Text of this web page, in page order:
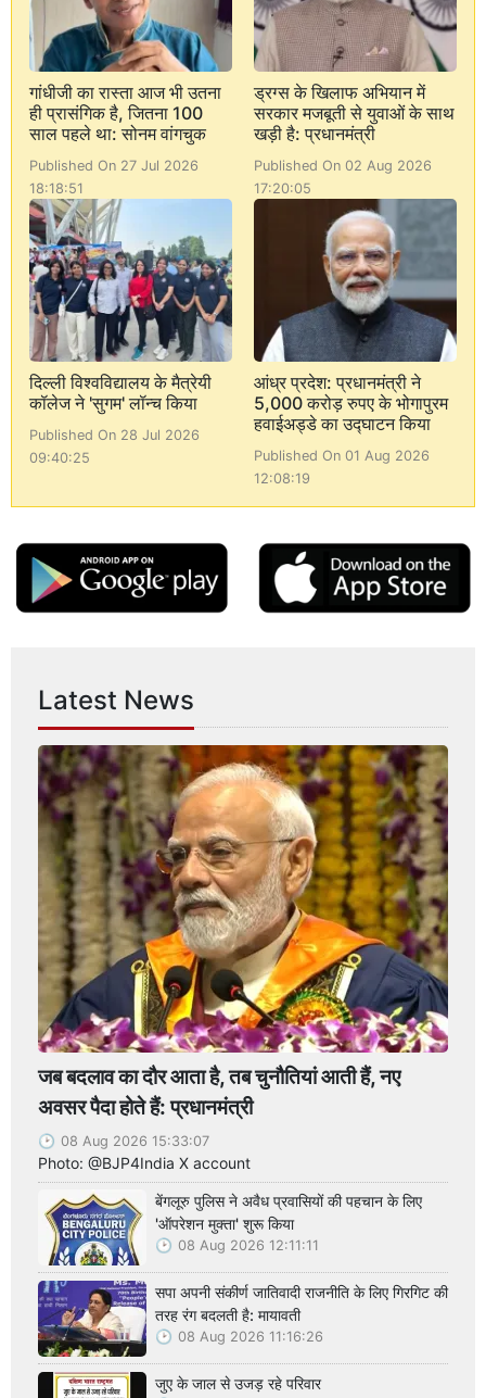
गांधीजी का रास्ता आज भी उतना
ही प्रासंगिक है, जितना 100
साल पहले था: सोनम वांगचुक
Published On 27 Jul 2026
18:18:51
ड्रग्स के खिलाफ अभियान में
सरकार मजबूती से युवाओं के साथ
खड़ी है: प्रधानमंत्री
Published On 02 Aug 2026
17:20:05
दिल्ली विश्वविद्यालय के मैत्रेयी
कॉलेज ने 'सुगम' लॉन्च किया
Published On 28 Jul 2026
09:40:25
आंध्र प्रदेश: प्रधानमंत्री ने
5,000 करोड़ रुपए के भोगापुरम
हवाईअड्डे का उद्घाटन किया
Published On 01 Aug 2026
12:08:19
Latest News
जब बदलाव का दौर आता है, तब चुनौतियां आती हैं, नए
अवसर पैदा होते हैं: प्रधानमंत्री
08 Aug 2026 15:33:07
Photo: @BJP4India X account
बेंगलूरु पुलिस ने अवैध प्रवासियों की पहचान के लिए
'ऑपरेशन मुक्ता' शुरू किया
08 Aug 2026 12:11:11
सपा अपनी संकीर्ण जातिवादी राजनीति के लिए गिरगिट की
तरह रंग बदलती है: मायावती
08 Aug 2026 11:16:26
जुए के जाल से उजड़ रहे परिवार